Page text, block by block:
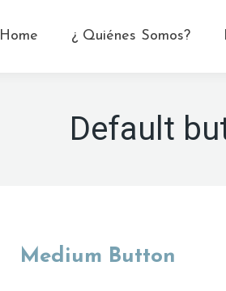
Home ¿ Quiénes Somos?
Default
Medium Button